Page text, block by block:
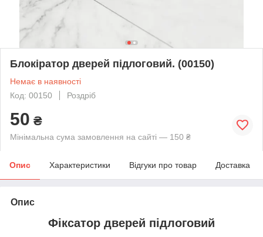
Блокіратор дверей підлоговий. (00150)
Немає в наявності
Код: 00150
Роздріб
50 ₴
Мінімальна сума замовлення на сайті — 150 ₴
Опис Характеристики Відгуки про товар Доставка
Опис
Фіксатор дверей підлоговий